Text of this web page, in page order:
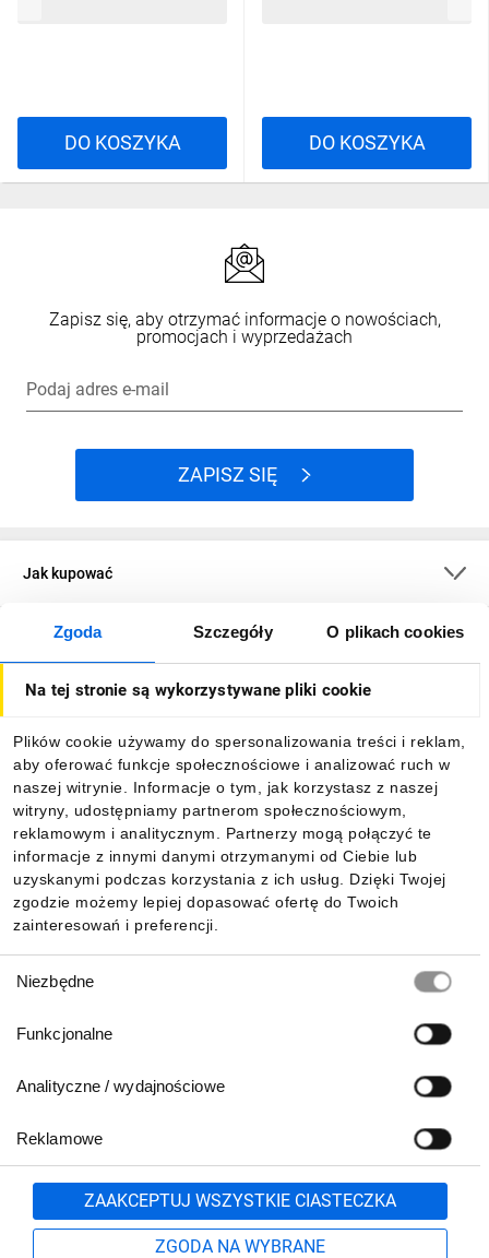
Zgoda Szczegóły O plikach cookies
Na tej stronie są wykorzystywane pliki cookie
Plików cookie używamy do spersonalizowania treści i reklam,
aby oferować funkcje społecznościowe i analizować ruch w
naszej witrynie. Informacje o tym, jak korzystasz z naszej
witryny, udostępniamy partnerom społecznościowym,
reklamowym i analitycznym. Partnerzy mogą połączyć te
informacje z innymi danymi otrzymanymi od Ciebie lub
uzyskanymi podczas korzystania z ich usług. Dzięki Twojej
zgodzie możemy lepiej dopasować ofertę do Twoich
zainteresowań i preferencji.
zgody
Niezbędne
Funkcjonalne
Analityczne / wydajnościowe
Reklamowe
ZAAKCEPTUJ WSZYSTKIE CIASTECZKA
ZGODA NA WYBRANE
DO KOSZYKA DO KOSZYKA
Zapisz się, aby otrzymać informacje o nowościach,
promocjach i wyprzedażach
Podaj adres e-mail
ZAPISZ SIĘ
Jak kupować
O firmie
Informacje
Pobierz naszą aplikację mobilną:
801 500 700 lub
71 37 61 600
Formularz kontaktowy